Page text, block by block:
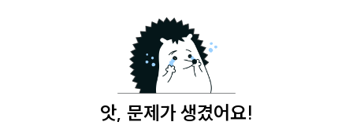
앗, 문제가 생겼어요!